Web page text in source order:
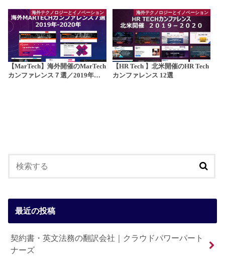
海外テクノロジーとイノベーション
【MarTech】海外開催のMarTech
カンファレンス７選／2019年…
海外テクノロジーとイノベーション
【HR Tech 】北米開催のHR Tech
カンファレンス 12選
最近の投稿
契約書・英文法務の翻訳会社｜クラウドパワーパート
ナーズ